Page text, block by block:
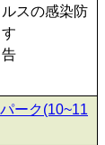
スの感染防
ーク(10~11